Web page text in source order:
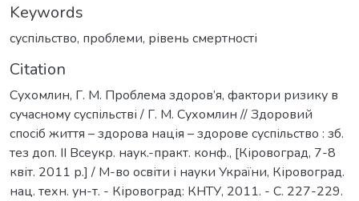
Keywords
суспільство, проблеми, рівень смертності
Citation
Сухомлин, Г. М. Проблема здоров’я, фактори ризику в
сучасному суспільстві / Г. М. Сухомлин // Здоровий
спосіб життя – здорова нація – здорове суспільство : зб.
тез доп. ІІ Всеукр. наук.-практ. конф., [Кіровоград, 7-8
квіт. 2011 р.] / М-во освіти і науки України, Кіровоград.
нац. техн. ун-т. - Кіровоград: КНТУ, 2011. - С. 227-229.